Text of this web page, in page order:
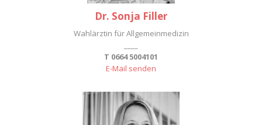
Dr. Sonja Filler
Wahlärztin für Allgemeinmedizin
T 0664 5004101
E-Mail senden